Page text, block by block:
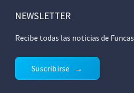
NEWSLETTER
Recibe todas las noticias de Funcas
Suscribirse